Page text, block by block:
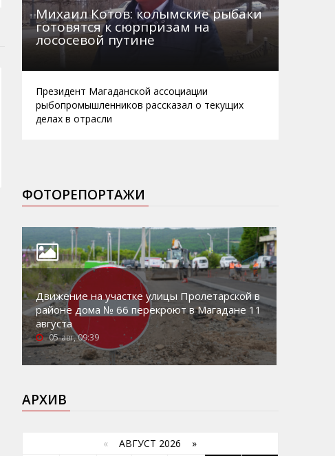
Михаил Котов: колымские рыбаки
готовятся к сюрпризам на
лососевой путине
Президент Магаданской ассоциации
рыбопромышленников рассказал о текущих
делах в отрасли
ФОТОРЕПОРТАЖИ
Движение на участке улицы Пролетарской в
районе дома № 66 перекроют в Магадане 11
августа
05-авг, 09:39
АРХИВ
« АВГУСТ 2026 »